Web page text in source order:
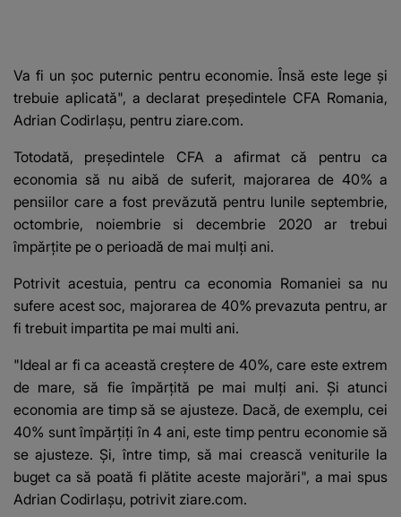
Va fi un șoc puternic pentru economie. Însă este lege și
trebuie aplicată", a declarat președintele CFA Romania,
Adrian Codirlașu, pentru ziare.com.
Totodată, președintele CFA a afirmat că pentru ca
economia să nu aibă de suferit, majorarea de 40% a
pensiilor care a fost prevăzută pentru lunile septembrie,
octombrie, noiembrie si decembrie 2020 ar trebui
împărțite pe o perioadă de mai mulți ani.
Potrivit acestuia, pentru ca economia Romaniei sa nu
sufere acest soc, majorarea de 40% prevazuta pentru, ar
fi trebuit impartita pe mai multi ani.
"Ideal ar fi ca această creștere de 40%, care este extrem
de mare, să fie împărțită pe mai mulți ani. Și atunci
economia are timp să se ajusteze. Dacă, de exemplu, cei
40% sunt împărțiți în 4 ani, este timp pentru economie să
se ajusteze. Și, între timp, să mai crească veniturile la
buget ca să poată fi plătite aceste majorări", a mai spus
Adrian Codirlașu, potrivit ziare.com.